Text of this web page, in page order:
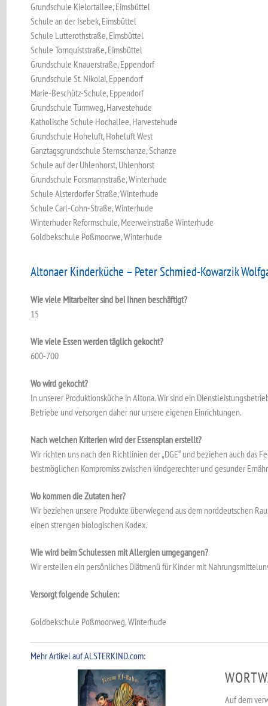
Grundschule Kielortallee, Eimsbüttel
Schule an der Isebek, Eimsbüttel
Schule Lutterothstraße, Eimsbüttel
Schule Tornquiststraße, Eimsbüttel
Grundschule Knauerstraße, Eppendorf
Grundschule St. Nikolai, Eppendorf
Marie-Beschütz-Schule, Eppendorf
Grundschule Turmweg, Harvestehude
Katholische Schule Hochallee, Harvestehude
Grundschule Hoheluft, Hoheluft West
Ganztagsgrundschule Sternschanze, Schanze
Schule auf der Uhlenhorst, Uhlenhorst
Grundschule Forsmannstraße, Winterhude
Schule Alsterdorfer Straße, Winterhude
Schule Carl-Cohn-Straße, Winterhude
Winterhuder Reformschule, Meerweinstraße Winterhude
Goldbekschule Poßmoorwe, Winterhude
Altonaer Kinderküche – Peter Schmied-Kowarzik
Wie viele Mitarbeiter sind bei Ihnen beschäftigt?
15
Wie viele Essen werden täglich gekocht?
600-700
Wo wird gekocht?
In unserer Produktionsküche in Altona. Wir sind ein
Betriebe und versorgen daher nur unsere eigenen Einrichtungen.
Nach welchen Kriterien wird der Essensplan erstellt?
Wir richten uns nach den Richtlinien der „DGE“ und beziehen auch das
bestmöglichen Kompromiss zwischen kindgerechter und gesunder
Wo kommen die Zutaten her?
Wir beziehen unsere Produkte überwiegend aus dem norddeutschen
einen strengen biologischen Kodex.
Wie wird beim Schulessen mit Allergien umgegangen?
Wir erstellen ein persönliches Diätmenü für Kinder mit
Versorgt folgende Schulen:
Goldbekschule Poßmoorweg, Winterhude
Mehr Artikel auf ALSTERKIND.com:
Auf dem